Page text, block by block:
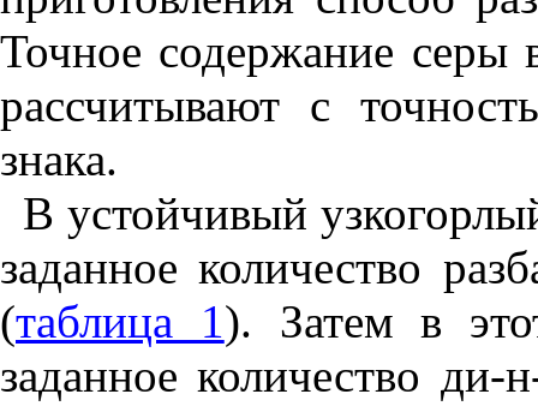
Точное содержание серы
рассчитывают с
знака.
В устойчивый
заданное количество
(таблица 1). Затем в
заданное количество ди-